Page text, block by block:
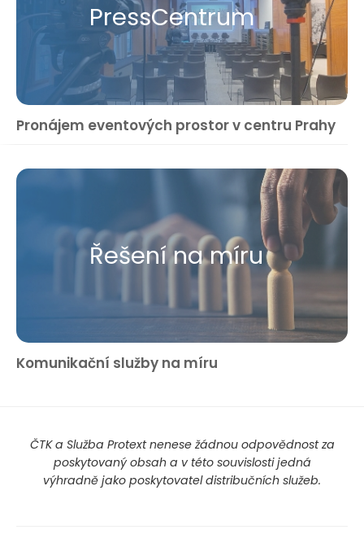
Press​Centrum
Pronájem eventových prostor v centru Prahy
Řešení na míru
Komunikační služby na míru
ČTK a Služba Protext nenese žádnou odpovědnost za
poskytovaný obsah a v této souvislosti jedná
výhradně jako poskytovatel distribučních služeb.